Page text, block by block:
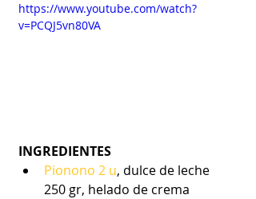
https://www.youtube.com/watch?
v=PCQJ5vn80VA
INGREDIENTES
Pionono 2 u, dulce de leche
250 gr, helado de crema